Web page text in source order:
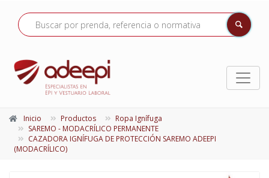
Inicio Productos
Ropa Ignífuga
SAREMO - MODACRÍLICO PERMANENTE
CAZADORA IGNÍFUGA DE PROTECCIÓN SAREMO ADEEPI
(MODACRÍLICO)